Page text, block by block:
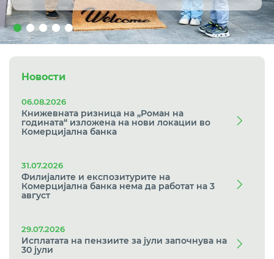
Новости
06.08.2026
Книжевната ризница на „Роман на
годината“ изложена на нови локации во
Комерцијална банка
31.07.2026
Филијалите и експозитурите на
Комерцијална банка нема да работат на 3
август
29.07.2026
Исплатата на пензиите за јули започнува на
30 јули